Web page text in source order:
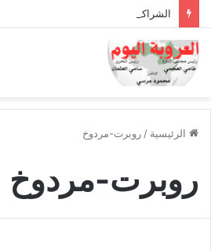
الرئيسية / روبرت-مردوخ
روبرت-مردوخ